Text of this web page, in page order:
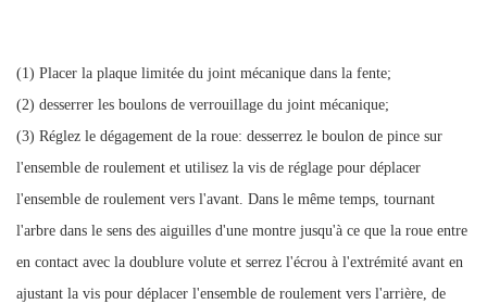
(1) Placer la plaque limitée du joint mécanique dans la fente;
(2) desserrer les boulons de verrouillage du joint mécanique;
(3) Réglez le dégagement de la roue: desserrez le boulon de pince sur
l'ensemble de roulement et utilisez la vis de réglage pour déplacer
l'ensemble de roulement vers l'avant. Dans le même temps, tournant
l'arbre dans le sens des aiguilles d'une montre jusqu'à ce que la roue entre
en contact avec la doublure volute et serrez l'écrou à l'extrémité avant en
ajustant la vis pour déplacer l'ensemble de roulement vers l'arrière, de